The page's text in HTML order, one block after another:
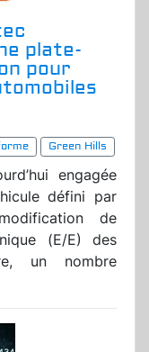
plate-
pour
Green Hills
engagée
défini par
de
(E/E) des
un nombre